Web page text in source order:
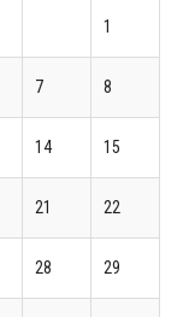
1
7 8
14 15
21 22
28 29